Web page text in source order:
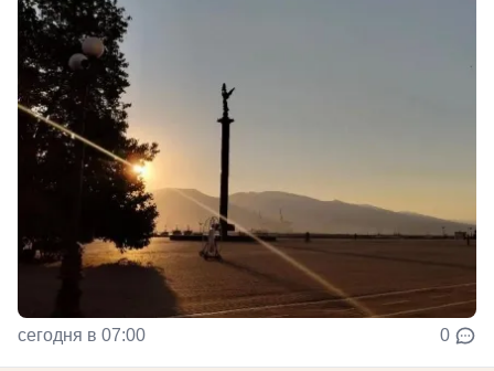
сегодня в 07:00 0